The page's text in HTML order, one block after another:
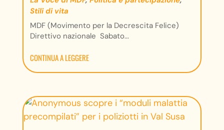
Stili di vita
MDF (Movimento per la Decrescita Felice)
Direttivo nazionale Sabato...
CONTINUA A LEGGERE